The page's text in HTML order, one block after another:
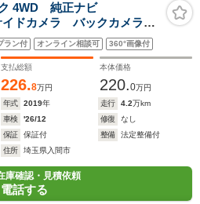
4WD 純正ナビ
ドカメラ バックカメラ
ライブレコーダー
17インチアルミホイール
イドリングストップ
ラン付 オンライン相談可 360°画像付
支払総額
226.8万円
本体価格
220.0万円
年式
2019年 走行 4.2万km
車検
'26/12 修復
なし
保証
保証付 整備
法定整備付
住所
埼玉県入間市
庫確認・見積依頼
電話する